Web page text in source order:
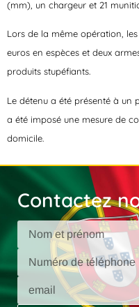
(mm), un chargeur et 21
Lors de la même opération,
euros en espèces et deux
produits stupéfiants.
Le détenu a été présenté à un
a été imposé une mesure de
domicile.
Contactez